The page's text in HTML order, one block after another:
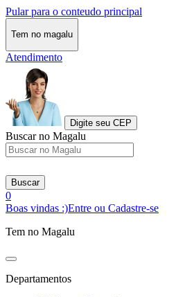
Pular para o conteudo principal
Tem no magalu
Atendimento
Digite seu CEP
Buscar no Magalu
Buscar
0
Boas vindas :)Entre ou Cadastre-se
Tem no Magalu
Departamentos